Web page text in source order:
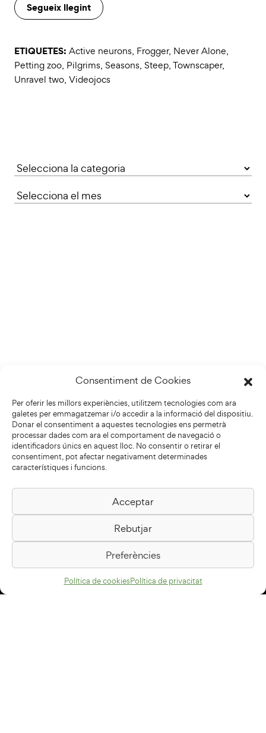
Consentiment de Cookies
Per oferir les millors experiències, utilitzem tecnologies com ara
galetes per emmagatzemar i/o accedir a la informació del dispositiu.
Donar el consentiment a aquestes tecnologies ens permetrà
processar dades com ara el comportament de navegació o
identificadors únics en aquest lloc. No consentir o retirar el
consentiment, pot afectar negativament determinades
característiques i funcions.
Acceptar
Rebutjar
Preferències
Política de cookiesPolítica de privacitat
Segueix llegint
ETIQUETES: Active neurons, Frogger, Never Alone,
Petting zoo, Pilgrims, Seasons, Steep,Townscaper,
Unravel two, Videojocs
Categories
Biblioteca Pilarin Bayés
Passeig de la Generalitat, 1
08500 Vic